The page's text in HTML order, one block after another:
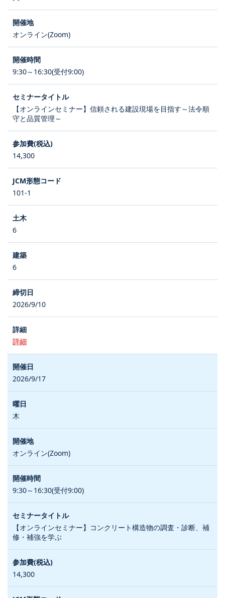
オンライン(Zoom)
9:30～16:30(受付9:00)
【オンラインセミナー】信頼される建設現場を目指す～法令順
守と品質管理～
14,300
101-1
6
6
2026/9/10
詳細
2026/9/17
木
オンライン(Zoom)
9:30～16:30(受付9:00)
【オンラインセミナー】コンクリート構造物の調査・診断、補
修・補強を学ぶ
14,300